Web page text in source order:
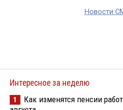
Новости
Интересное за неделю
1
Как изменятся пенсии